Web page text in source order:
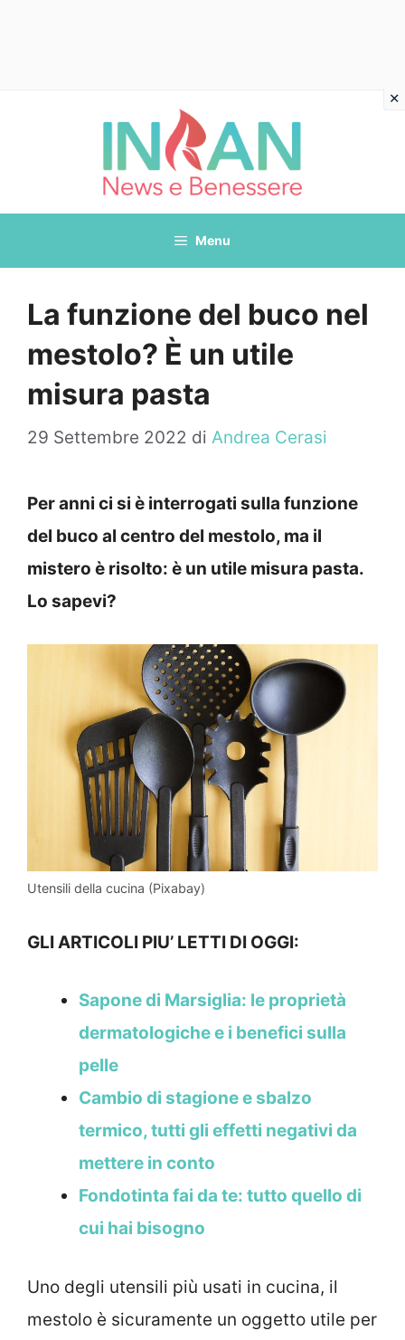
Menu
La funzione del buco nel
mestolo? È un utile
misura pasta
29 Settembre 2022 di Andrea Cerasi
Per anni ci si è interrogati sulla funzione
del buco al centro del mestolo, ma il
mistero è risolto: è un utile misura pasta.
Lo sapevi?
Utensili della cucina (Pixabay)
GLI ARTICOLI PIU’ LETTI DI OGGI:
Sapone di Marsiglia: le proprietà
dermatologiche e i benefici sulla
pelle
Cambio di stagione e sbalzo
termico, tutti gli effetti negativi da
mettere in conto
Fondotinta fai da te: tutto quello di
cui hai bisogno
Uno degli utensili più usati in cucina, il
mestolo è sicuramente un oggetto utile per